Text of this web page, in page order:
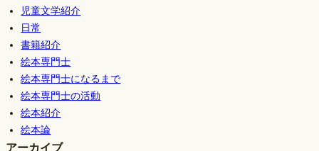
児童文学紹介
日常
書籍紹介
絵本専門士
絵本専門士になるまで
絵本専門士の活動
絵本紹介
絵本論
アーカイブ